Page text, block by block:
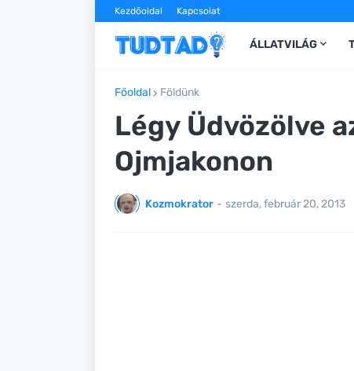
Kezdőoldal Kapcsolat
ÁLLATVILÁG
Főoldal Földünk
Légy Üdvözölve
Ojmjakonon
Kozmokrator - szerda, február 20, 2013